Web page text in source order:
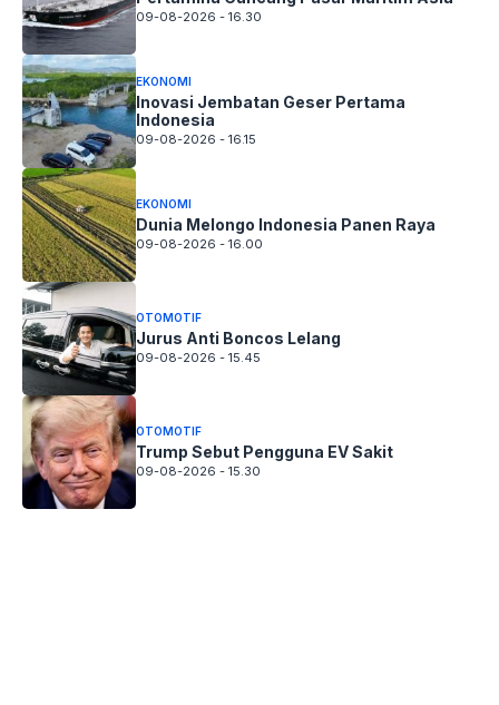
09-08-2026 - 16.30
EKONOMI
Inovasi Jembatan Geser Pertama
Indonesia
09-08-2026 - 16.15
EKONOMI
Dunia Melongo Indonesia Panen Raya
09-08-2026 - 16.00
OTOMOTIF
Jurus Anti Boncos Lelang
09-08-2026 - 15.45
OTOMOTIF
Trump Sebut Pengguna EV Sakit
09-08-2026 - 15.30